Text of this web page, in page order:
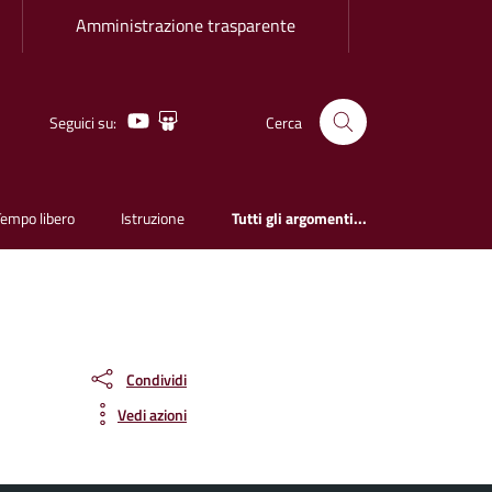
Amministrazione trasparente
Seguici su: YoutubeSlideshare Cerca
libero Istruzione Tutti gli argomenti...
Condividi
Vedi azioni